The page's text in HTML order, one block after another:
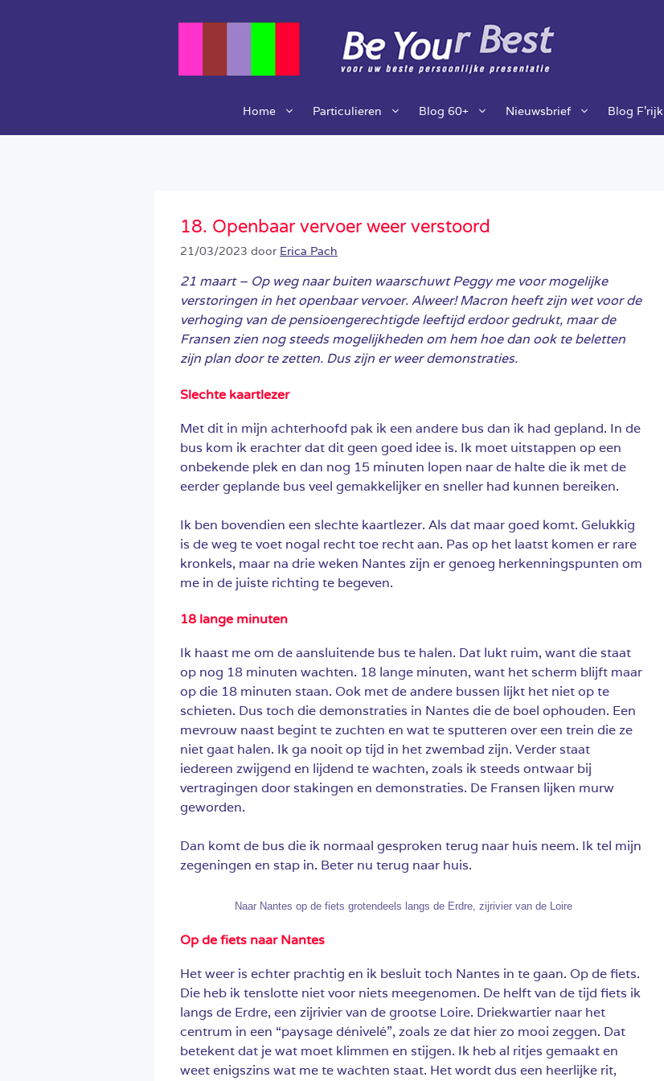
Home Particulieren Blog 60+ Nieuwsbrief Blog F’rijk
18. Openbaar vervoer weer verstoord
21/03/2023 door Erica Pach
21 maart – Op weg naar buiten waarschuwt Peggy me voor mogelijke
verstoringen in het openbaar vervoer. Alweer! Macron heeft zijn wet voor de
verhoging van de pensioengerechtigde leeftijd erdoor gedrukt, maar de
Fransen zien nog steeds mogelijkheden om hem hoe dan ook te beletten
zijn plan door te zetten. Dus zijn er weer demonstraties.
Slechte kaartlezer
Met dit in mijn achterhoofd pak ik een andere bus dan ik had gepland. In de
bus kom ik erachter dat dit geen goed idee is. Ik moet uitstappen op een
onbekende plek en dan nog 15 minuten lopen naar de halte die ik met de
eerder geplande bus veel gemakkelijker en sneller had kunnen bereiken.
Ik ben bovendien een slechte kaartlezer. Als dat maar goed komt. Gelukkig
is de weg te voet nogal recht toe recht aan. Pas op het laatst komen er rare
kronkels, maar na drie weken Nantes zijn er genoeg herkenningspunten om
me in de juiste richting te begeven.
18 lange minuten
Ik haast me om de aansluitende bus te halen. Dat lukt ruim, want die staat
op nog 18 minuten wachten. 18 lange minuten, want het scherm blijft maar
op die 18 minuten staan. Ook met de andere bussen lijkt het niet op te
schieten. Dus toch die demonstraties in Nantes die de boel ophouden. Een
mevrouw naast begint te zuchten en wat te sputteren over een trein die ze
niet gaat halen. Ik ga nooit op tijd in het zwembad zijn. Verder staat
iedereen zwijgend en lijdend te wachten, zoals ik steeds ontwaar bij
vertragingen door stakingen en demonstraties. De Fransen lijken murw
geworden.
Dan komt de bus die ik normaal gesproken terug naar huis neem. Ik tel mijn
zegeningen en stap in. Beter nu terug naar huis.
Naar Nantes op de fiets grotendeels langs de Erdre, zijrivier van de Loire
Op de fiets naar Nantes
Het weer is echter prachtig en ik besluit toch Nantes in te gaan. Op de fiets.
Die heb ik tenslotte niet voor niets meegenomen. De helft van de tijd fiets ik
langs de Erdre, een zijrivier van de grootse Loire. Driekwartier naar het
centrum in een “paysage dénivelé”, zoals ze dat hier zo mooi zeggen. Dat
betekent dat je wat moet klimmen en stijgen. Ik heb al ritjes gemaakt en
weet enigszins wat me te wachten staat. Het wordt dus een heerlijke rit,